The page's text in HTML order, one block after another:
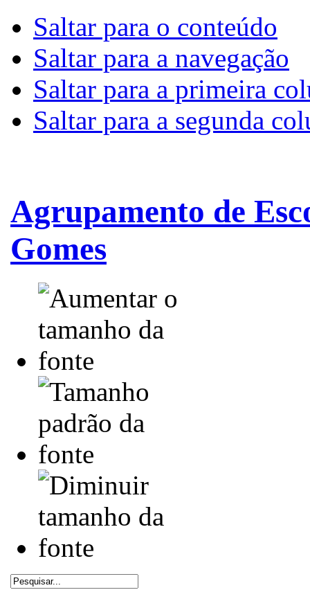
Saltar para o conteúdo
Saltar para a navegação
Saltar para a primeira
Saltar para a segunda
Agrupamento de
Gomes